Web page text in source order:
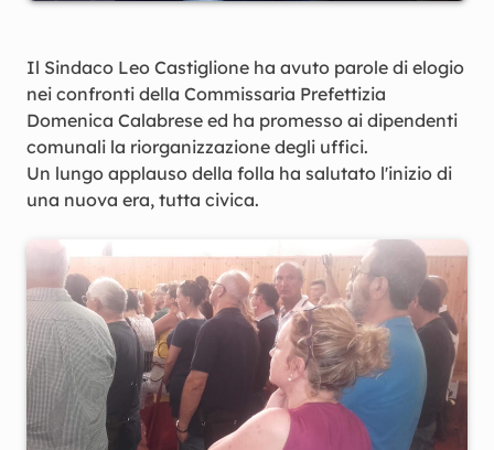
Il Sindaco Leo Castiglione ha avuto parole di elogio
nei confronti della Commissaria Prefettizia
Domenica Calabrese ed ha promesso ai dipendenti
comunali la riorganizzazione degli uffici.
Un lungo applauso della folla ha salutato l'inizio di
una nuova era, tutta civica.